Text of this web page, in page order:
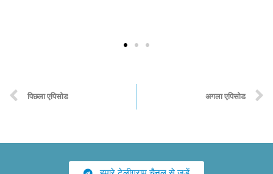
पिछला एपिसोड अगला एपिसोड